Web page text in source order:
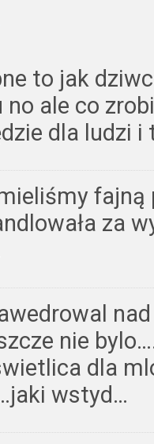
to jak
ale co
dla ludzi i
za
nie
dla
wstyd…